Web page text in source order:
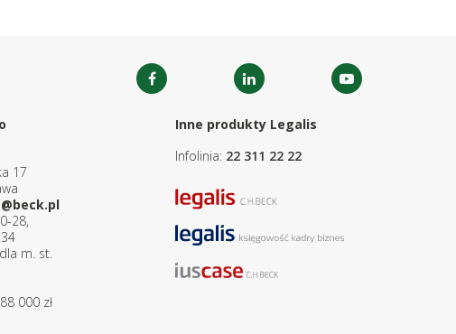
17
28,
m. st.
000 zł
Inne produkty Legalis
Infolinia: 22 311 22 22